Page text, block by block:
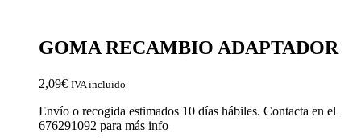
GOMA RECAMBIO ADAPTADOR
2,09€ IVA incluido
Envío o recogida estimados 10 días hábiles. Contacta en el
676291092 para más info